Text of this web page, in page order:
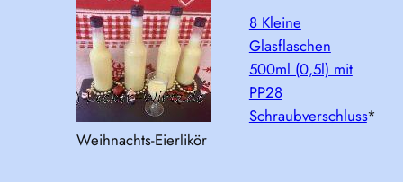
Weihnachts-Eierlikör
8 Kleine
Glasflaschen
500ml (0,5l) mit
PP28
Schraubverschluss*